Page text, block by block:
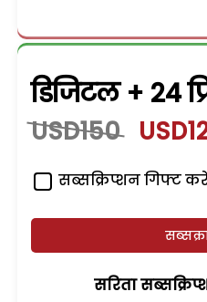
डिजिटल + 24
USD150
सब्सक्रिप्शन गिफ्ट
सरिता